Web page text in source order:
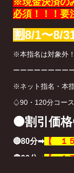
必須！！！要
🈹8/1〜8/
※本指名は対象外！
ーーーーーーーー
※ネット指名・本
♤90・120分コー
⚫️割引価
🔴80分➡【 １
🔴90分➡【 １